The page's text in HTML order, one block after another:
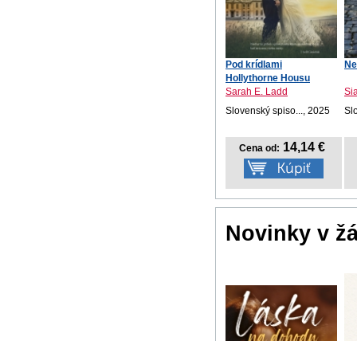
Pod krídlami
Hollythorne Housu
Sarah E. Ladd
Slovenský spiso..., 2025
Cena od: 14,14 €
Novinky v